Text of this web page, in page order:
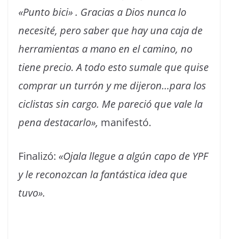
«Punto bici» . Gracias a Dios nunca lo
necesité, pero saber que hay una caja de
herramientas a mano en el camino, no
tiene precio. A todo esto sumale que quise
comprar un turrón y me dijeron…para los
ciclistas sin cargo. Me pareció que vale la
pena destacarlo», manifestó.
Finalizó: «Ojala llegue a algún capo de YPF
y le reconozcan la fantástica idea que
tuvo».